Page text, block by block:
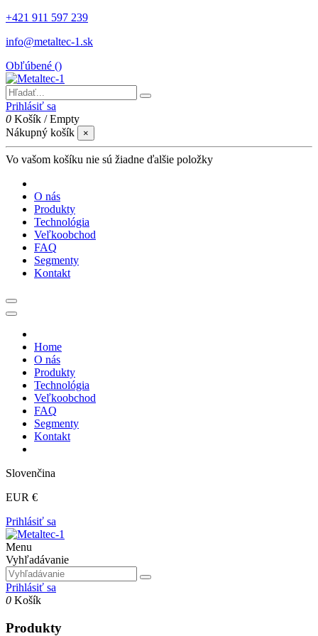
+421 911 597 239
info@metaltec-1.sk
Obľúbené ()
Prihlásiť sa
0 Košík /Empty
Nákupný košík
×
Vo vašom košíku nie sú žiadne ďalšie položky
O nás
Produkty
Technológia
Veľkoobchod
FAQ
Segmenty
Kontakt
Home
O nás
Produkty
Technológia
Veľkoobchod
FAQ
Segmenty
Kontakt
Slovenčina
EUR €
Prihlásiť sa
Menu
Vyhľadávanie
Prihlásiť sa
0 Košík
Produkty